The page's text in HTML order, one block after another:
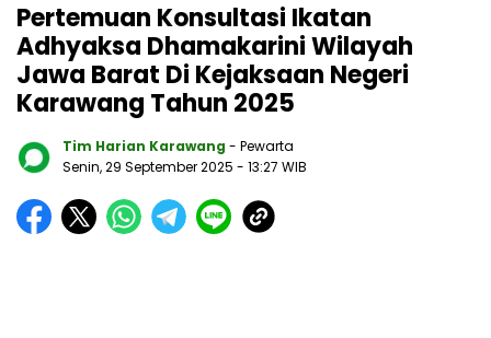
Pertemuan Konsultasi Ikatan
Adhyaksa Dhamakarini Wilayah
Jawa Barat Di Kejaksaan Negeri
Karawang Tahun 2025
Tim Harian Karawang - Pewarta
Senin, 29 September 2025 - 13:27 WIB